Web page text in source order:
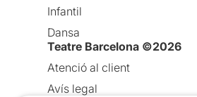
Infantil
Dansa
Teatre Barcelona ©2026
Atenció al client
Avís legal